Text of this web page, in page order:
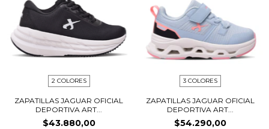
2 COLORES
ZAPATILLAS JAGUAR OFICIAL
DEPORTIVA ART...
$43.880,00
3 COLORES
ZAPATILLAS JAGUAR OFICIAL
DEPORTIVA ART...
$54.290,00